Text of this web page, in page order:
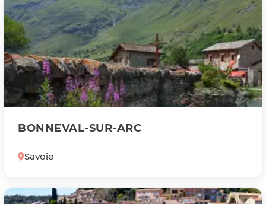
BONNEVAL-SUR-ARC
Savoie